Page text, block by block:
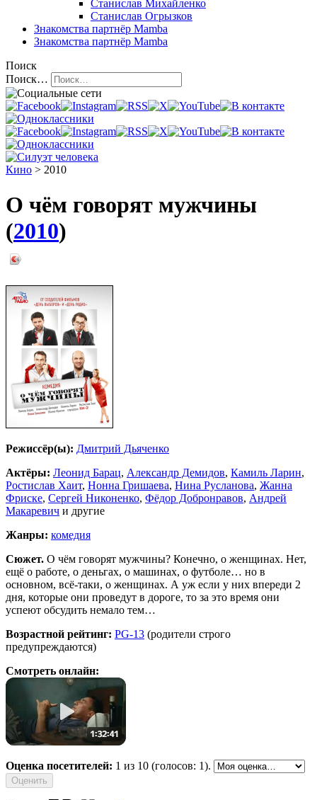
Станислав Михайленко
Станислав Огрызков
Знакомства партнёр Mamba
Знакомства партнёр Mamba
Поиск
Поиск…
Кино > 2010
О чём говорят мужчины
(2010)
Режиссёр(ы): Дмитрий Дьяченко
Актёры: Леонид Барац, Александр Демидов, Камиль Ларин,
Ростислав Хаит, Нонна Гришаева, Нина Русланова, Жанна
Фриске, Сергей Никоненко, Фёдор Добронравов, Андрей
Макаревич и другие
Жанры: комедия
Сюжет. О чём говорят мужчины? Конечно, о женщинах. Нет,
ещё о работе, о деньгах, о машинах, о футболе… но в
основном, всё-таки, о женщинах. А уж если у них впереди 2
дня, которые они проведут в дороге, то за это время они
успеют обсудить немало тем…
Возрастной рейтинг: PG-13 (родители строго
предупреждаются)
Смотреть онлайн:
Оценка посетителей: 1 из 10 (голосов: 1).